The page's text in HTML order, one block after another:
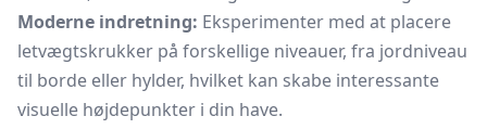
Moderne indretning: Eksperimenter med at placere
letvægtskrukker på forskellige niveauer, fra jordniveau
til borde eller hylder, hvilket kan skabe interessante
visuelle højdepunkter i din have.